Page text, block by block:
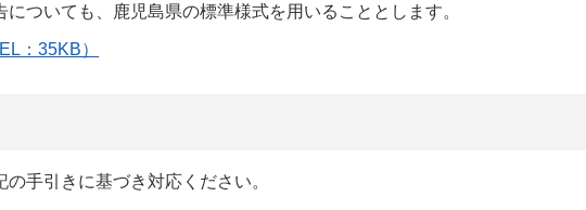
ついても、鹿児島県の標準様式を用いることとします。
：35KB）
手引きに基づき対応ください。